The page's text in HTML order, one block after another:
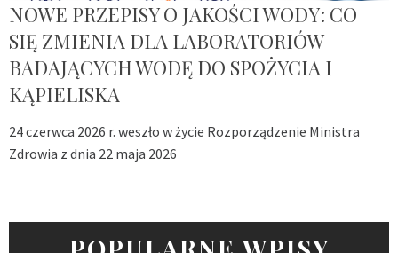
NOWE PRZEPISY O JAKOŚCI WODY: CO
SIĘ ZMIENIA DLA LABORATORIÓW
BADAJĄCYCH WODĘ DO SPOŻYCIA I
KĄPIELISKA
24 czerwca 2026 r. weszło w życie Rozporządzenie Ministra
Zdrowia z dnia 22 maja 2026